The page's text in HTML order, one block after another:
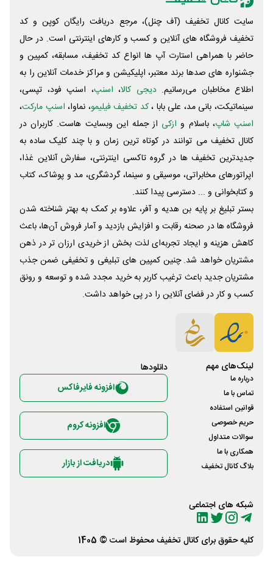
سایت کانال تخفیف (آف چنل)، مرجع دریافت رایگان کوپن و کد
تخفیف فروشگاه های آنلاین و کسب و‌ کارهای اینترنتی است. در حال
حاضر با همراهی استارت آپ ها انواع کد تخفیف، مسابقه، کمپین و
جشنواره های صدها برند معتبر، اپلیکیشن و مراکز خدمات آنلاین را به
اطلاع مخاطبان می‌رسانیم. دیجی کالا، اسنپ، اسنپ فود، تپسی،
سینماتیکت، بانی مد، علی‌ بابا ،کد تخفیف فیلیمو، نماوا، اسنپ مارکت،
اسنپ شاپ، باسلام و ازکی از جمله این وبسایت ‌هاست. کاربران در
کانال تخفیف می توانند در کوتاه ترین زمان و با چند کلیک ساده به
جدیدترین تخفیف ها در گروه تاکسی اینترنتی، سفارش آنلاین غذا،
اپراتورهای مخابراتی، موسیقی و سینما، گردشگری، مد و پوشاک، کتاب
و کتابخوانی و ... دسترسی پیدا کنند.
بستر تبلیغ بر پایه بن هدیه و آفر، علاوه بر کمک به بهتر شناخته شدن
فروشگاه ها در صحنه رقابت و افزایش بازدید و آمار فروش آن‌ها، باعث
کاهش هزینه و ایجاد تجربه‌ای لذت بخش از خریدی ارزان تر در ذهن
مشتریان خواهد شد. چنین کمپین های تبلیغی و تخفیفی ضمن جذب
مشتریان جدید باعث ترغیب کاربر به خرید مجدد شده و توسعه و رونق
کسب و کار در فضای آنلاین را در پی خواهد داشت.
لینک‌های مهم
درباره ما
تماس با ما
قوانین استفاده
حریم خصوصی
سوالات متداول
همکاری با ما
بلاگ کانال تخفیف
شبکه های اجتماعی
دانلود‌ها
افزونه فایرفاکس
افزونه کروم
دریافت از بازار
کلیه حقوق برای کانال تخفیفمحفوظ است © 1405